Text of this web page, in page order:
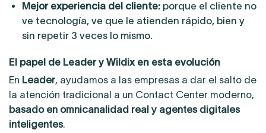
Mejor experiencia del cliente:porque el cliente no
ve tecnología, ve que le atienden rápido, bien y
sin repetir 3 veces lo mismo.
El papel de Leader y Wildix en esta evolución
En Leader, ayudamos a las empresas a dar el salto de
la atención tradicional a un Contact Center moderno,
basado en omnicanalidad real y agentes digitales
inteligentes.